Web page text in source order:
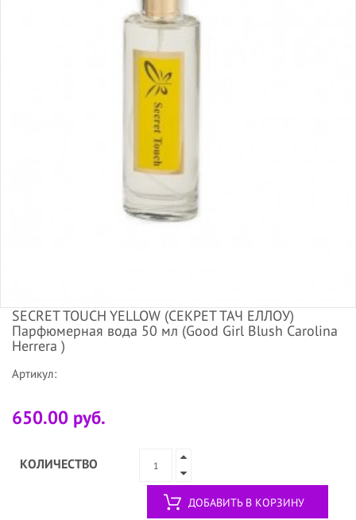
SECRET TOUCH YELLOW (СЕКРЕТ ТАЧ ЕЛЛОУ)
Парфюмерная вода 50 мл (Good Girl Blush Carolina
Herrera )
Артикул:
650.00 руб.
КОЛИЧЕСТВО
ДОБАВИТЬ В КОРЗИНУ